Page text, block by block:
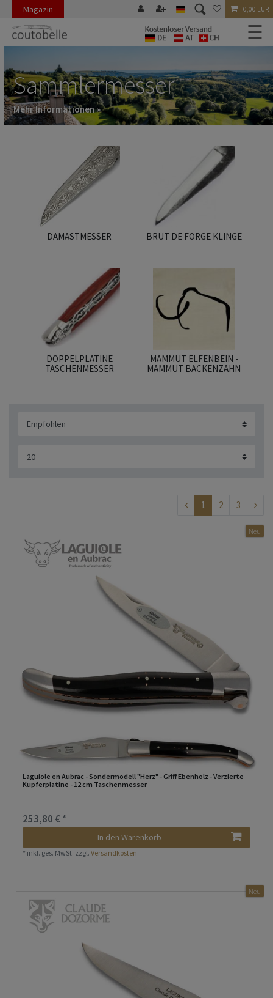
Magazin 0,00 EUR
☰
Sammlermesser
Mehr Informationen »
DAMASTMESSER BRUT DE FORGE KLINGE
DOPPELPLATINE
TASCHENMESSER
MAMMUT ELFENBEIN -
MAMMUT BACKENZAHN
1 2 3
Laguiole en Aubrac - Sondermodell "Herz" - Griff Ebenholz - Verzierte
Kupferplatine - 12 cm Taschenmesser
253,80 € *
Neu
In den Warenkorb
* inkl. ges. MwSt. zzgl.Versandkosten
Neu